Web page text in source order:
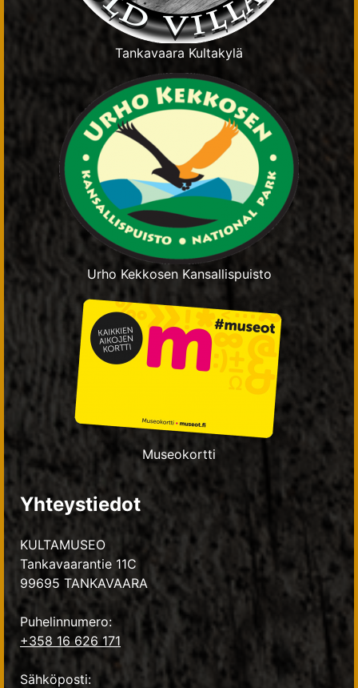
Tankavaara Kultakylä
Urho Kekkosen Kansallispuisto
Museokortti
Yhteystiedot
KULTAMUSEO
Tankavaarantie 11C
99695 TANKAVAARA
Puhelinnumero:
+358 16 626 171
Sähköposti: